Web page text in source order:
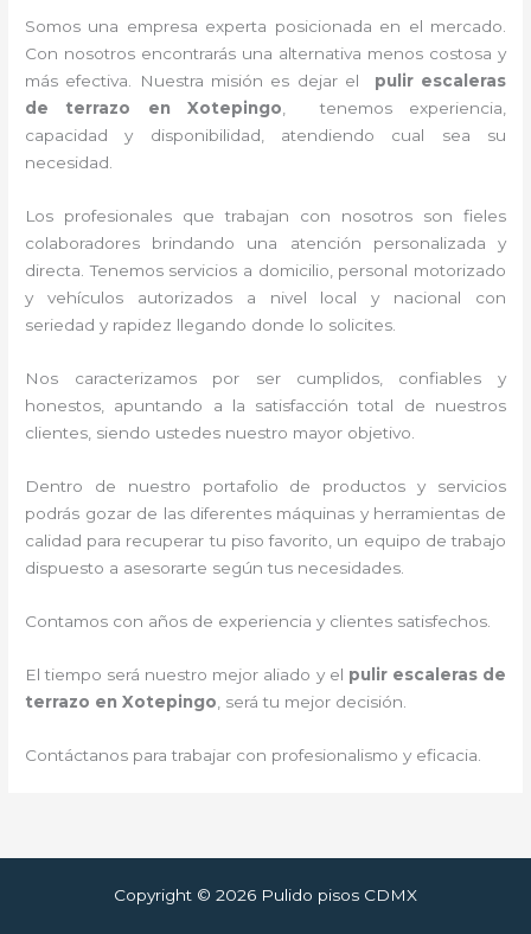
Somos una empresa experta posicionada en el mercado.
Con nosotros encontrarás una alternativa menos costosa y
más efectiva. Nuestra misión es dejar el pulir escaleras
de terrazo en Xotepingo, tenemos experiencia,
capacidad y disponibilidad, atendiendo cual sea su
necesidad.
Los profesionales que trabajan con nosotros son fieles
colaboradores brindando una atención personalizada y
directa. Tenemos servicios a domicilio, personal motorizado
y vehículos autorizados a nivel local y nacional con
seriedad y rapidez llegando donde lo solicites.
Nos caracterizamos por ser cumplidos, confiables y
honestos, apuntando a la satisfacción total de nuestros
clientes, siendo ustedes nuestro mayor objetivo.
Dentro de nuestro portafolio de productos y servicios
podrás gozar de las diferentes máquinas y herramientas de
calidad para recuperar tu piso favorito, un equipo de trabajo
dispuesto a asesorarte según tus necesidades.
Contamos con años de experiencia y clientes satisfechos.
El tiempo será nuestro mejor aliado y el pulir escaleras de
terrazo en Xotepingo , será tu mejor decisión.
Contáctanos para trabajar con profesionalismo y eficacia.
Copyright © 2026 Pulido pisos CDMX